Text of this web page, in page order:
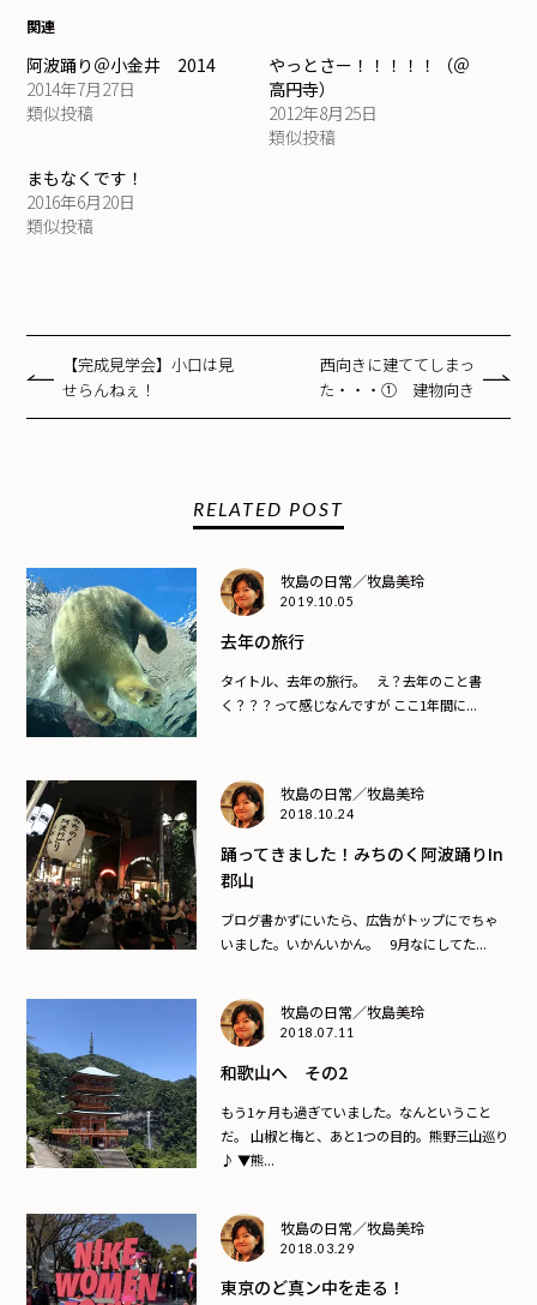
関連
阿波踊り＠小金井 2014
2014年7月27日
類似投稿
やっとさー！！！！！（＠
高円寺）
2012年8月25日
類似投稿
まもなくです！
2016年6月20日
類似投稿
【完成見学会】小口は見
せらんねぇ！
西向きに建ててしまっ
た・・・① 建物向き
RELATED POST
牧島の日常／牧島美玲
2019.10.05
去年の旅行
タイトル、去年の旅行。 え？去年のこと書
く？？？って感じなんですが ここ1年間に...
牧島の日常／牧島美玲
2018.10.24
踊ってきました！みちのく阿波踊りin
郡山
ブログ書かずにいたら、広告がトップにでちゃ
いました。いかんいかん。 9月なにしてた...
牧島の日常／牧島美玲
2018.07.11
和歌山へ その2
もう1ヶ月も過ぎていました。なんということ
だ。 山椒と梅と、あと1つの目的。熊野三山巡り
♪ ▼熊...
牧島の日常／牧島美玲
2018.03.29
東京のど真ン中を走る！